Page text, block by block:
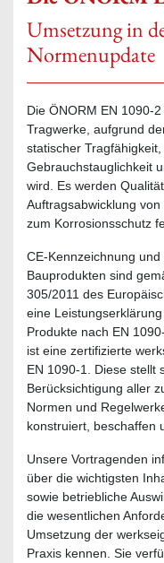
Umsetzung in
Normenupdate
Die ÖNORM EN 1090-
Tragwerke, aufgrund
statischer Tragfähigkeit,
Gebrauchstauglichkeit
wird. Es werden
Auftragsabwicklung
zum Korrosionsschutz
CE-Kennzeichnung
Bauprodukten sind
305/2011 des
eine
Produkte nach EN
ist eine zertifizierte
EN 1090-1. Diese stellt
Berücksichtigung aller
Normen und
konstruiert, beschaffen
Unsere Vortragenden
über die wichtigsten
sowie betriebliche
die wesentlichen
Umsetzung der
Praxis kennen. Sie